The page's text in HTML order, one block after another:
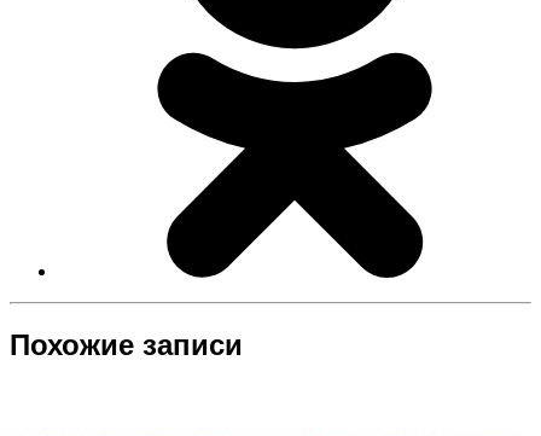
Похожие записи